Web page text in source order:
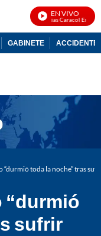
EN VIVO
Noticias Caracol En Vivo
GABINETE ACCIDENTE
“durmió toda la noche” tras
“durmió
sufrir